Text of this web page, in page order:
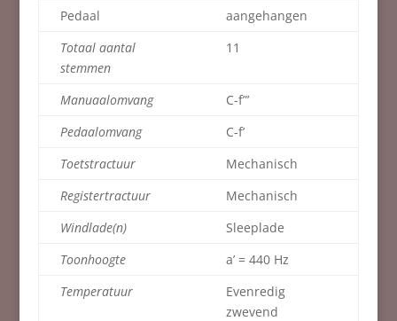
Pedaal
aangehangen
Totaal aantal
stemmen
11
Manuaalomvang
C-f”’
Pedaalomvang
C-f’
Toetstractuur
Mechanisch
Registertractuur
Mechanisch
Windlade(n)
Sleeplade
Toonhoogte
a’ = 440 Hz
Temperatuur
Evenredig
zwevend